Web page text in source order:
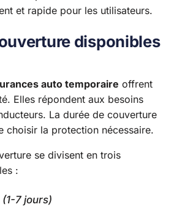
et rapide pour les utilisateurs.
disponibles
auto temporaire offrent
Elles répondent aux besoins
La durée de couverture
choisir la protection nécessaire.
se divisent en trois
:
7 jours)